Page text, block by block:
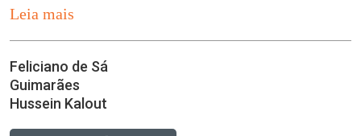
Leia mais
Feliciano de Sá
Guimarães
Hussein Kalout